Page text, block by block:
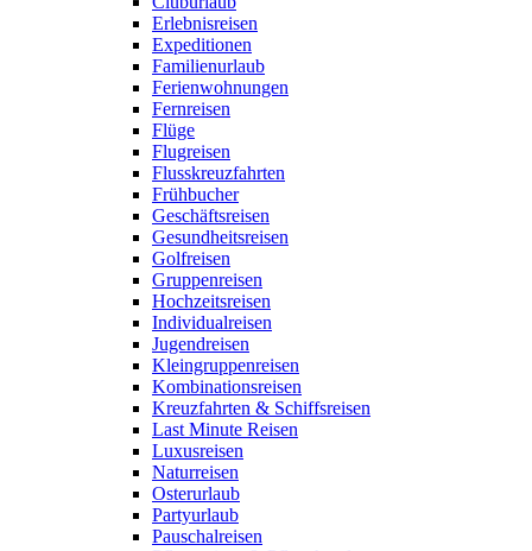
Erlebnisreisen
Expeditionen
Familienurlaub
Ferienwohnungen
Fernreisen
Flüge
Flugreisen
Flusskreuzfahrten
Frühbucher
Geschäftsreisen
Gesundheitsreisen
Golfreisen
Gruppenreisen
Hochzeitsreisen
Individualreisen
Jugendreisen
Kleingruppenreisen
Kombinationsreisen
Kreuzfahrten & Schiffsreisen
Last Minute Reisen
Luxusreisen
Naturreisen
Osterurlaub
Partyurlaub
Pauschalreisen